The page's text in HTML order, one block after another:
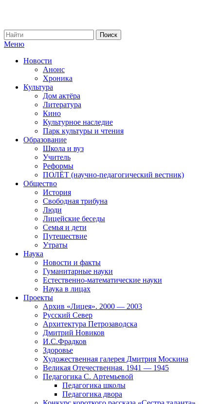
Меню
Новости
Анонс
Хроника
Культура
Дом актёра
Литература
Кино
Культурное наследие
Парк культуры и чтения
Образование
Школа и вуз
Учитель
Реформы
ПОЛЁТ (научно-педагогический вестник)
Общество
История
Свободная трибуна
Люди
Лицейские беседы
Семья и дети
Путешествие
Утраты
Наука
Новости и факты
Гуманитарные науки
Естественно-математические науки
Наука в лицах
Проекты
Архив «Лицея». 2000 — 2003
Русский Север
Архитектура Петрозаводска
Дмитрий Новиков
И.С.Фрадков
Здоровье
Художественная галерея Дмитрия Москина
Великая Отечественная. 1941 — 1945
Педагогика С. Артемьевой
Педагогика школы
Педагогика двора